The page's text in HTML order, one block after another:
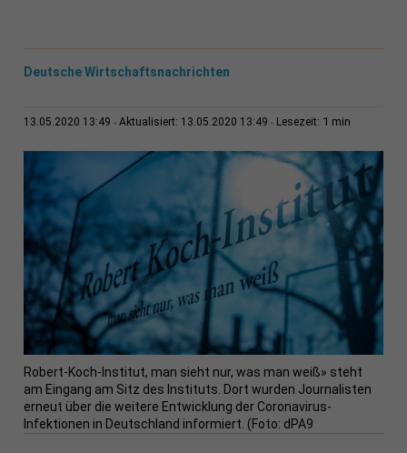
Deutsche Wirtschaftsnachrichten
13.05.2020 13:49 Aktualisiert: 13.05.2020 13:49 Lesezeit: 1 min
Robert-Koch-Institut, man sieht nur, was man weiß» steht
am Eingang am Sitz des Instituts. Dort wurden Journalisten
erneut über die weitere Entwicklung der Coronavirus-
Infektionen in Deutschland informiert. (Foto: dPA9